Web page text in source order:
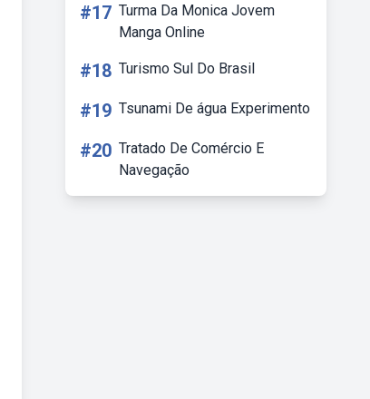
#17 Turma Da Monica Jovem
Manga Online
#18 Turismo Sul Do Brasil
#19 Tsunami De água Experimento
#20 Tratado De Comércio E
Navegação